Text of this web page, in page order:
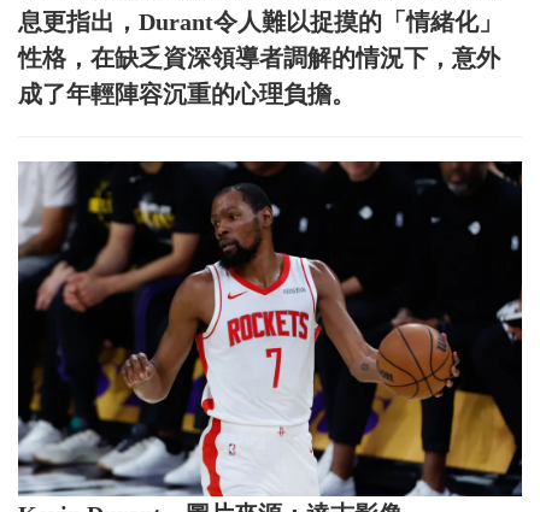
息更指出，Durant令人難以捉摸的「情緒化」
性格，在缺乏資深領導者調解的情況下，意外
成了年輕陣容沉重的心理負擔。